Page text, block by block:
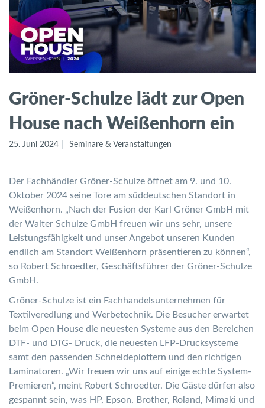
Gröner-Schulze lädt zur Open
House nach Weißenhorn ein
25. Juni 2024 Seminare & Veranstaltungen
Der Fachhändler Gröner-Schulze öffnet am 9. und 10.
Oktober 2024 seine Tore am süddeutschen Standort in
Weißenhorn. „Nach der Fusion der Karl Gröner GmbH mit
der Walter Schulze GmbH freuen wir uns sehr, unsere
Leistungsfähigkeit und unser Angebot unseren Kunden
endlich am Standort Weißenhorn präsentieren zu können“,
so Robert Schroedter, Geschäftsführer der Gröner-Schulze
GmbH.
Gröner-Schulze ist ein Fachhandelsunternehmen für
Textilveredlung und Werbetechnik. Die Besucher erwartet
beim Open House die neuesten Systeme aus den Bereichen
DTF- und DTG- Druck, die neuesten LFP-Drucksysteme
samt den passenden Schneideplottern und den richtigen
Laminatoren. „Wir freuen wir uns auf einige echte System-
Premieren“, meint Robert Schroedter. Die Gäste dürfen also
gespannt sein, was HP, Epson, Brother, Roland, Mimaki und